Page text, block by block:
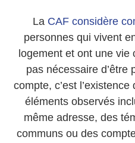
La CAF considère
personnes qui vivent
logement et ont une vie
pas nécessaire d’être
compte, c’est l’existence
éléments observés
même adresse, des
communs ou des